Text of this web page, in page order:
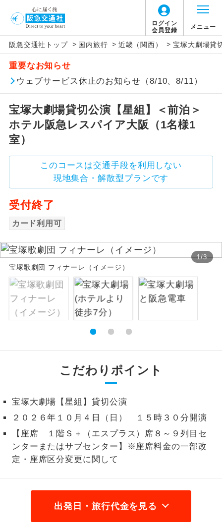
ログイン
会員登録
メニュー
阪急交通社トップ > 国内旅行 > 近畿（関西） > 宝塚大劇場貸
重要なお知らせ
ウェブサービス休止のお知らせ（8/10、8/11）
宝塚大劇場貸切公演【星組】＜前泊＞
ホテル阪急レスパイア大阪（1名様1
室）
このコースは交通手段を利用しない
現地集合・解散型プランです
受付終了
カード利用可
1/3
宝塚歌劇団 フィナーレ（イメージ）
こだわりポイント
宝塚大劇場【星組】貸切公演
２０２６年１０月４日（日） １５時３０分開演
【座席 １階Ｓ＋（エスプラス）席８～９列目セ
ンターまたはサブセンター】※座席料金の一部改
定・座席区分変更に関して
出発日・旅行代金を見る
アイコン 説明
添乗員同行
往路出発空港（駅）から復路到着空港
（駅）まで同行します。
現地添乗員同
現地到着空港（駅）から最終日出発空港
（駅）まで添乗員が同行します。
バスガイド乗
があります。
新コース 初登場のコースです。
世界遺産
絶景スポットに立ち寄るコースです。
温泉 温泉地にも宿泊するコースです。
露天風呂
ご宿泊ホテルに露天風呂が付いていま
す。
ご宿泊ホテルに大浴場が付いています。
全てのお食事が付いていますので、お食
事の心配はいりません。（機内食を除
く）
お部屋食
だけます。
トラベルイヤ
ホン
周りの音を気にせず、ガイドさんの説明
をじっくり聞くことができます。
1名様催行
1名様から出発可能な個人型プランで
2名様から出発可能な個人型プランで
す。
おひとり様参